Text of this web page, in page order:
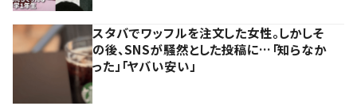
スタバでワッフルを注文した女性。しかしそ
の後、SNSが騒然とした投稿に…「知らなか
った」「ヤバい安い」